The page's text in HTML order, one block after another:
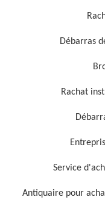
Débarras
Rachat
Service
Antiquaire pour